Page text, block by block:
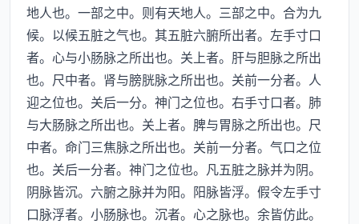
地人也。一部之中。则有天地人。三部之中。合为九
候。以候五脏之气也。其五脏六腑所出者。左手寸口
者。心与小肠脉之所出也。关上者。肝与胆脉之所出
也。尺中者。肾与膀胱脉之所出也。关前一分者。人
迎之位也。关后一分。神门之位也。右手寸口者。肺
与大肠脉之所出也。关上者。脾与胃脉之所出也。尺
中者。命门三焦脉之所出也。关前一分者。气口之位
也。关后一分者。神门之位也。凡五脏之脉并为阴。
阴脉皆沉。六腑之脉并为阳。阳脉皆浮。假令左手寸
口脉浮者。小肠脉也。沉者。心之脉也。余皆仿此。